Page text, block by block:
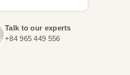
Talk to our experts
+84 965 449 556